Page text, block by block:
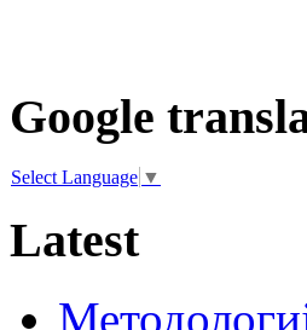
Google
Select Language ▼
Latest